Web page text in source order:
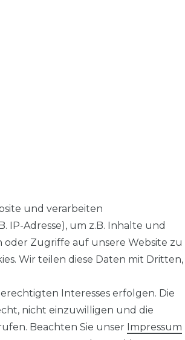
Widerrufs­recht
und verarbeiten
IP-Adresse), um z.B. Inhalte und
Zugriffe auf unsere Website zu
Wir teilen diese Daten mit Dritten,
Interesses erfolgen. Die
nicht einzuwilligen und die
Beachten Sie unser Impressum